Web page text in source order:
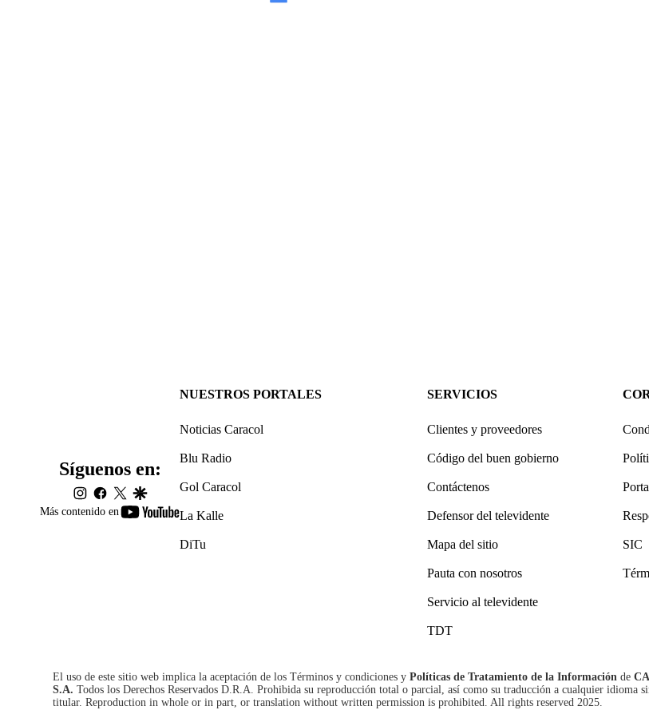
Más contenido en
youtube-
Síguenos en:
instagram
facebook
twittergoogle
NUESTROS PORTALES
Noticias Caracol
Blu Radio
Gol Caracol
La Kalle
DiTu
SERVICIOS
Clientes y proveedores
Código del buen gobierno
Contáctenos
Defensor del televidente
Mapa del sitio
Pauta con nosotros
Servicio al televidente
TDT
SIC
El uso de este sitio web implica la aceptación de los Términos y condiciones y Políticas de Tratamiento de la Información de
S.A. Todos los Derechos Reservados D.R.A. Prohibida su reproducción total o parcial, así como su traducción a cualquier idioma
titular. Reproduction in whole or in part, or translation without written permission is prohibited. All rights reserved 2025.